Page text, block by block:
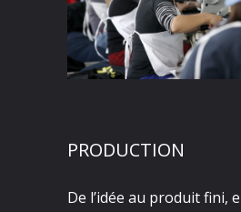
PRODUCTION
De l’idée au produit fini,